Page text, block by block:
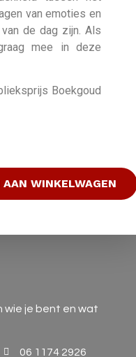
van emoties en
de dag zijn. Als
mee in deze
Boekgoud
AAN WINKELWAGEN
wie je bent en wat
06 1174 2926